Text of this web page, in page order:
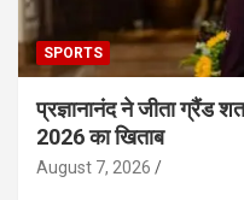
SPORTS
प्रज्ञानानंद ने जीता ग्रैंड
2026 का खिताब
August 7, 2026